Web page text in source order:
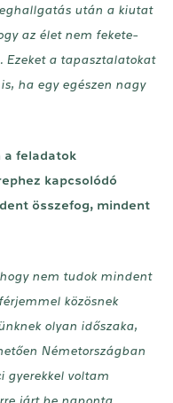
után a kiutat
az élet nem fekete-
Ezeket a tapasztalatokat
ha egy egészen nagy
a feladatok
kapcsolódó
összefog, mindent
nem tudok mindent
közösnek
olyan időszaka,
Németországban
gyerekkel voltam